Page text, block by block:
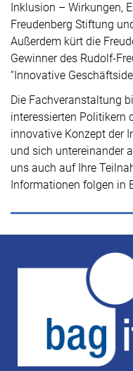
Inklusion – Wirkungen,
Freudenberg Stiftung
Außerdem kürt die
Gewinner des Rudolf-
“Innovative
Die Fachveranstaltung
interessierten Politikern
innovative Konzept der
und sich untereinander
uns auch auf Ihre
Informationen folgen in